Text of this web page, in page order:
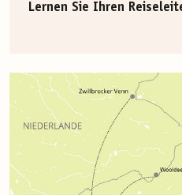
Lernen Sie Ihren